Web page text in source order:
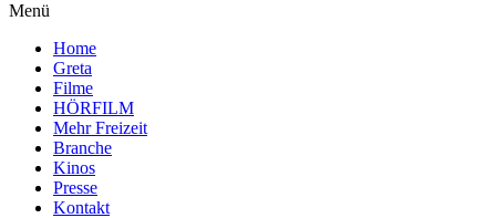
Menü
Home
Greta
Filme
HÖRFILM
Mehr Freizeit
Branche
Kinos
Presse
Kontakt